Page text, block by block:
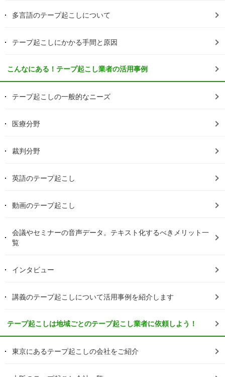
多言語のテープ起こしについて
テープ起こしにかかる手間と原因
こんなにある！テープ起こし業者の活用事例
テープ起こしの一般的なニーズ
医療分野
裁判分野
英語のテープ起こし
動画のテープ起こし
会議やセミナーの音声データ。テキスト化するべきメリット一
覧
インタビュー
講義のテープ起こしについて活用事例を紹介します
テープ起こしは地域ごとのテープ起こし業者に依頼しよう！
東京にあるテープ起こしの会社をご紹介